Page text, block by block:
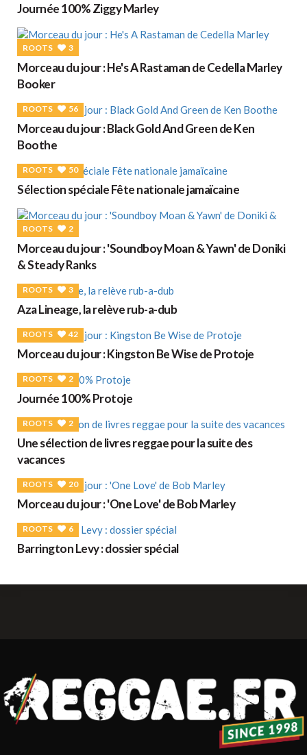
Journée 100% Ziggy Marley
ROOTS 3
Morceau du jour : He's A Rastaman de Cedella Marley
Booker
ROOTS 56
Morceau du jour : Black Gold And Green de Ken
Boothe
ROOTS 50
Sélection spéciale Fête nationale jamaïcaine
ROOTS 2
Morceau du jour : 'Soundboy Moan & Yawn' de Doniki
& Steady Ranks
ROOTS 3
Aza Lineage, la relève rub-a-dub
ROOTS 42
Morceau du jour : Kingston Be Wise de Protoje
ROOTS 2
Journée 100% Protoje
ROOTS 2
Une sélection de livres reggae pour la suite des
vacances
ROOTS 20
Morceau du jour : 'One Love' de Bob Marley
ROOTS 6
Barrington Levy : dossier spécial